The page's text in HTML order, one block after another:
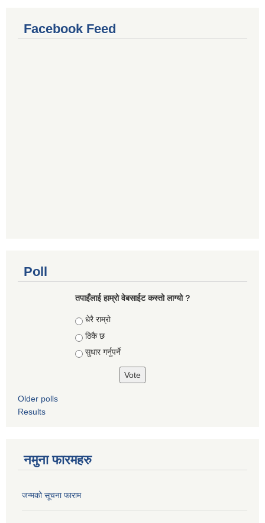
Facebook Feed
Poll
तपाइँलाई हाम्रो वेबसाईट कस्तो लाग्यो ?
Choices
धेरै राम्रो
ठिकै छ
सुधार गर्नुपर्ने
Older polls
Results
नमुना फारमहरु
जन्मको सूचना फाराम